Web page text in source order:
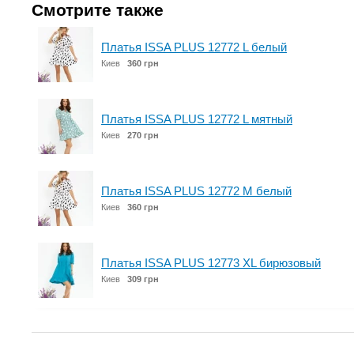
Смотрите также
Платья ISSA PLUS 12772 L белый
Киев 360 грн
Платья ISSA PLUS 12772 L мятный
Киев 270 грн
Платья ISSA PLUS 12772 M белый
Киев 360 грн
Платья ISSA PLUS 12773 XL бирюзовый
Киев 309 грн